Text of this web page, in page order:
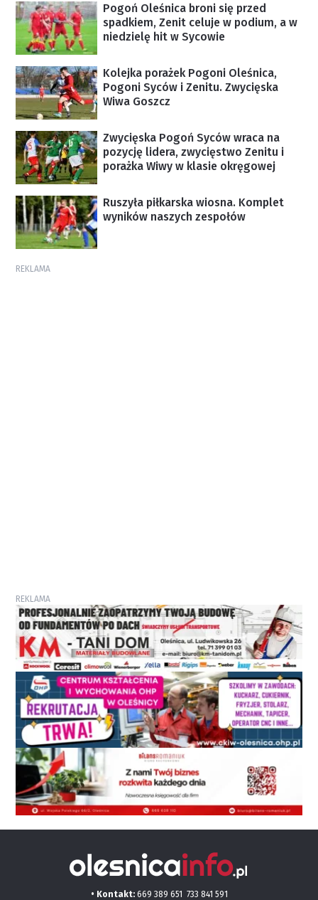
Pogoń Oleśnica broni się przed
spadkiem, Zenit celuje w podium, a w
niedzielę hit w Sycowie
Kolejka porażek Pogoni Oleśnica,
Pogoni Syców i Zenitu. Zwycięska
Wiwa Goszcz
Zwycięska Pogoń Syców wraca na
pozycję lidera, zwycięstwo Zenitu i
porażka Wiwy w klasie okręgowej
Ruszyła piłkarska wiosna. Komplet
wyników naszych zespołów
REKLAMA
REKLAMA
• Kontakt: 669 389 651 733 841 591